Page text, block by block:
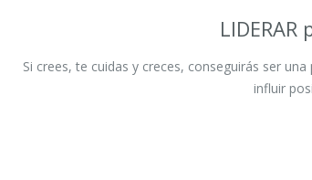
LIDERAR
Si crees, te cuidas y creces, conseguirás ser
influir